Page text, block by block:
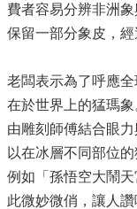
費者容易分辨非洲
保留一部分象皮，經
老闆表示為了呼應
在於世界上的猛瑪
由雕刻師傅結合眼
以在冰層不同部位
例如「孫悟空大鬧
此微妙微俏，讓人